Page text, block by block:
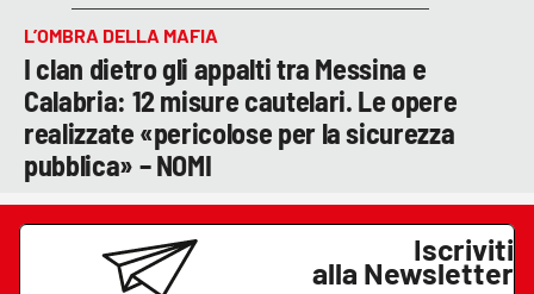
L’OMBRA DELLA MAFIA
I clan dietro gli appalti tra Messina e
Calabria: 12 misure cautelari. Le opere
realizzate «pericolose per la sicurezza
pubblica» – NOMI
Iscriviti
alla Newsletter